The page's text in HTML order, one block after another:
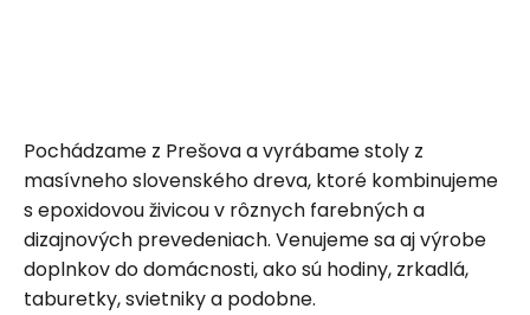
Pochádzame z Prešova a vyrábame stoly z
masívneho slovenského dreva, ktoré kombinujeme
s epoxidovou živicou v rôznych farebných a
dizajnových prevedeniach. Venujeme sa aj výrobe
doplnkov do domácnosti, ako sú hodiny, zrkadlá,
taburetky, svietniky a podobne.